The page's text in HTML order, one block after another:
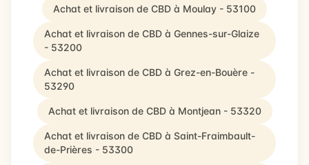
Achat et livraison de CBD à Moulay - 53100
Achat et livraison de CBD à Gennes-sur-Glaize
- 53200
Achat et livraison de CBD à Grez-en-Bouère -
53290
Achat et livraison de CBD à Montjean - 53320
Achat et livraison de CBD à Saint-Fraimbault-
de-Prières - 53300